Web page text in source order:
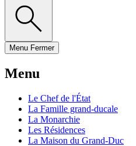
Menu Fermer
Menu
Le Chef de l'État
La Famille grand-ducale
La Monarchie
Les Résidences
La Maison du Grand-Duc